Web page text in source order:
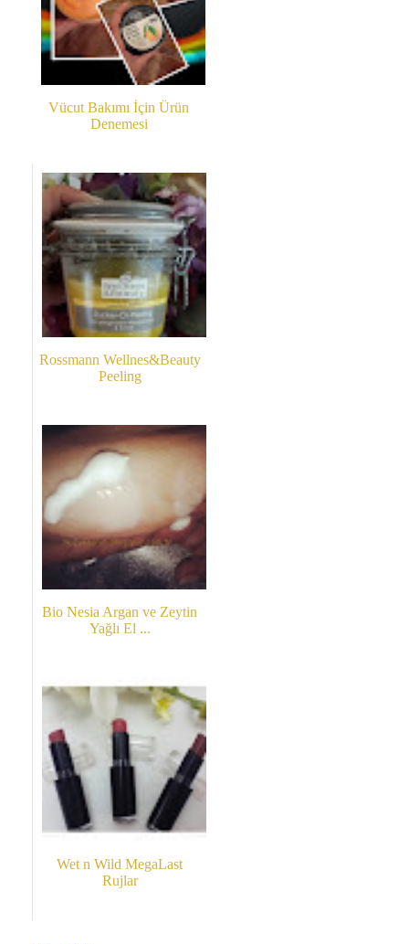
Vücut Bakımı İçin Ürün
Denemesi
Rossmann Wellnes&Beauty
Peeling
Bio Nesia Argan ve Zeytin
Yağlı El ...
Wet n Wild MegaLast
Rujlar